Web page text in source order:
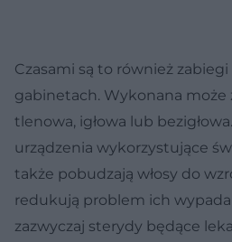
Czasami są to również
gabinetach. Wykonana może
tlenowa, igłowa lub
urządzenia wykorzystujące
także pobudzają włosy do
redukują problem ich
zazwyczaj sterydy będące